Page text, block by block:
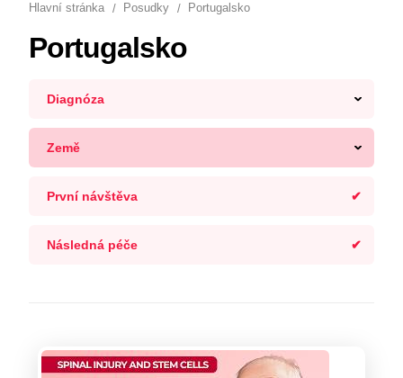
Hlavní stránka Posudky Portugalsko
Portugalsko
Diagnóza
Země
První návštěva
Následná péče